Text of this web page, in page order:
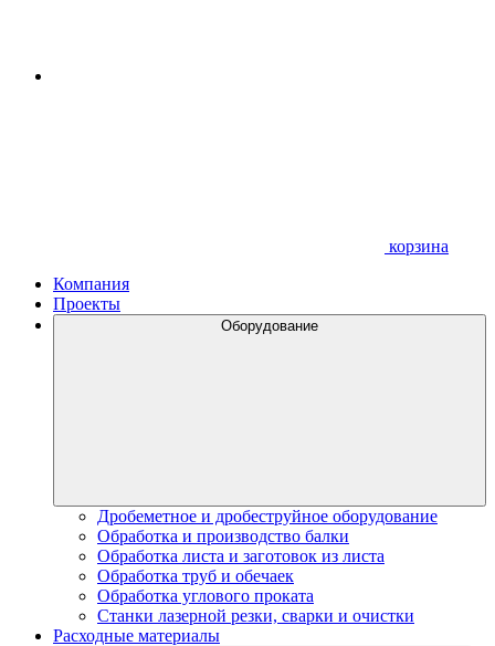
корзина
Компания
Проекты
Оборудование
Дробеметное и дробеструйное оборудование
Обработка и производство балки
Обработка листа и заготовок из листа
Обработка труб и обечаек
Обработка углового проката
Станки лазерной резки, сварки и очистки
Расходные материалы